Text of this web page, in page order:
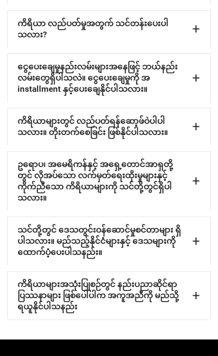
ကိရိယာ လည်ပတ်မှုအတွက် သင်တန်းပေးပါ
သလား?
ငွေပေးချေမှုနည်းလမ်းများအနေဖြင့် ဘယ်နည်း
လမ်းတွေရှိပါသလဲ။ ငွေပေးချေမှုကို အ
installment နှင့်ပေးချေနိုင်ပါသလား။
ကိရိယာများတွင် လည်ပတ်ရန်ဆော့ဖ်ဝဲပါပါ
သလား။ တိုးတက်စေခြင်း ဖြစ်နိုင်ပါသလား။
ဥရောပ၊ အမေရိကန်နှင့် အရှေ့တောင်အာရှတို့
တွင် လိုအပ်သော လက်မှတ်ရေးထိုးမှုများနှင့်
ကိုက်ညီသော ကိရိယာများကို သင်တို့တွင်ရှိပါ
သလား။
သင်တို့တွင် ဒေသတွင်းဝန်ဆောင်မှုစင်တာများ ရှိ
ပါသလား။ မည်သည့်နိုင်ငံများနှင့် ဒေသများကို
ထောက်ပံ့ပေးပါသနည်း။
ကိရိယာများအသုံးပြုစဉ်တွင် နည်းပညာဆိုင်ရာ
ပြဿနာများ ဖြစ်ပေါ်ပါက အကူအညီကို မည်သို့
ရယူနိုင်ပါသနည်း